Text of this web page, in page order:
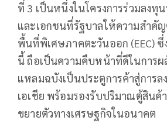
ที่ 3 เป็นหนึ่งในโครงการร่วมลงทุ
และเอกชนที่รัฐบาลให้ความสำ
พื้นที่พิเศษภาคตะวันออก (EEC) ซึ่
นี้ ถือเป็นความคืบหน้าที่ดีในการผ
แหลมฉบังเป็นประตูการค้าสู่การ
เอเชีย พร้อมรองรับปริมาณตู้สินค้
ขยายตัวทางเศรษฐกิจในอนาคต